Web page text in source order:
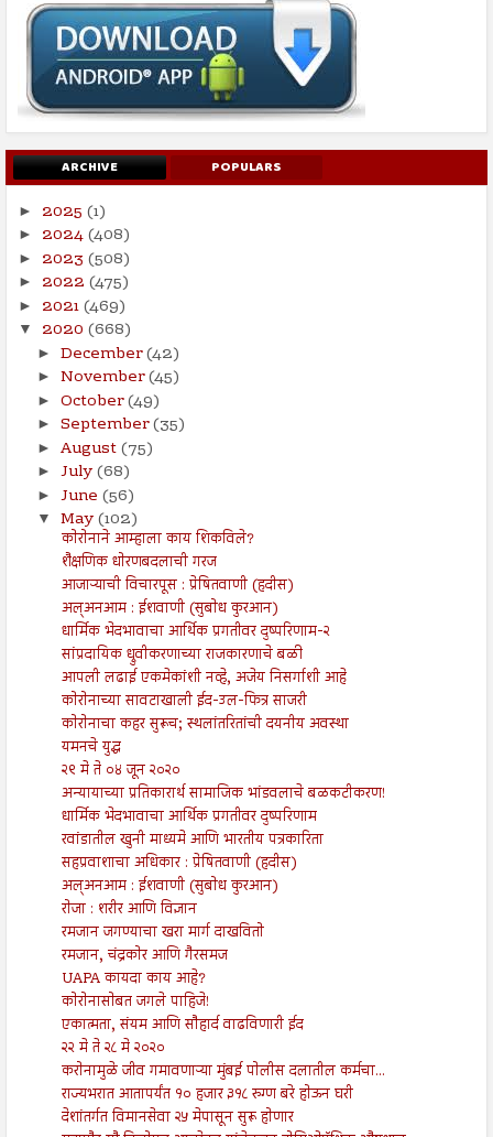
ARCHIVE POPULARS
► 2025 (1)
► 2024(408)
► 2023 (508)
► 2022 (475)
► 2021(469)
▼ 2020 (668)
► December(42)
► November(45)
► October(49)
► September(35)
► August(75)
► July(68)
► June (56)
▼ May(102)
कोरोनाने आम्हाला काय शिकविले?
शैक्षणिक धोरणबदलाची गरज
आजाऱ्याची विचारपूस : प्रेषितवाणी (हदीस)
अल्अनआम : ईशवाणी (सुबोध कुरआन)
धार्मिक भेदभावाचा आर्थिक प्रगतीवर दुष्परिणाम-२
सांप्रदायिक ध्रुवीकरणाच्या राजकारणाचे बळी
आपली लढाई एकमेकांशी नव्हे, अजेय निसर्गाशी आहे
कोरोनाच्या सावटाखाली ईद-उल-फित्र साजरी
कोरोनाचा कहर सुरूच; स्थलांतरितांची दयनीय अवस्था
यमनचे युद्ध
२९ मे ते ०४ जून २०२०
अन्यायाच्या प्रतिकारार्थ सामाजिक भांडवलाचे बळकटीकरण!
धार्मिक भेदभावाचा आर्थिक प्रगतीवर दुष्परिणाम
रवांडातील खुनी माध्यमे आणि भारतीय पत्रकारिता
सहप्रवाशाचा अधिकार : प्रेषितवाणी (हदीस)
अल्अनआम : ईशवाणी (सुबोध कुरआन)
रोजा : शरीर आणि विज्ञान
रमजान जगण्याचा खरा मार्ग दाखवितो
रमजान, चंद्रकोर आणि गैरसमज
UAPA कायदा काय आहे?
कोरोनासोबत जगले पाहिजे!
एकात्मता, संयम आणि सौहार्द वाढविणारी ईद
२२ मे ते २८ मे २०२०
करोनामुळे जीव गमावणाऱ्या मुंबई पोलीस दलातील कर्मचा...
राज्यभरात आतापर्यंत १० हजार ३१८ रुग्ण बरे होऊन घरी
देशांतर्गत विमानसेवा २५ मेपासून सुरू होणार